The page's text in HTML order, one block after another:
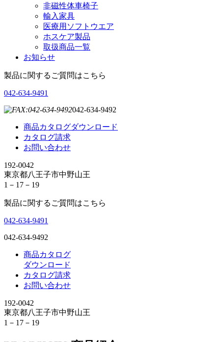
非磁性体車椅子
輸入家具
医療用ソフトウエア
ホスケア製品
取扱商品一覧
お知らせ
製品に関するご質問はこちら
042-634-9491
042-634-9492
商品カタログダウンロード
カタログ請求
お問い合わせ
192-0042
東京都八王子市中野山王
1－17－19
製品に関するご質問はこちら
042-634-9491
042-634-9492
商品カタログ
ダウンロード
カタログ請求
お問い合わせ
192-0042
東京都八王子市中野山王
1－17－19